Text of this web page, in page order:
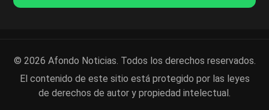
© 2026 Afondo Noticias. Todos los derechos reservados.
El contenido de este sitio está protegido por las leyes
de derechos de autor y propiedad intelectual.